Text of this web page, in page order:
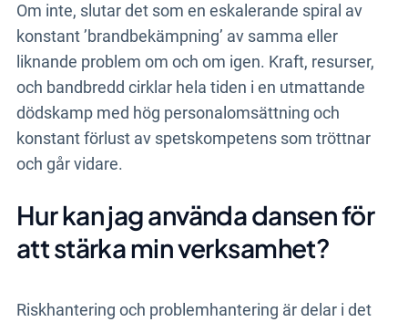
Om inte, slutar det som en eskalerande spiral av
konstant ’brandbekämpning’ av samma eller
liknande problem om och om igen. Kraft, resurser,
och bandbredd cirklar hela tiden i en utmattande
dödskamp med hög personalomsättning och
konstant förlust av spetskompetens som tröttnar
och går vidare.
Hur kan jag använda dansen för
att stärka min verksamhet?
Riskhantering och problemhantering är delar i det